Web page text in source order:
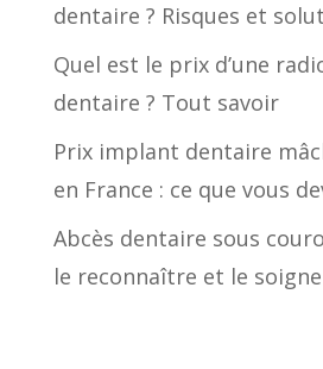
dentaire ? Risques et
Quel est le prix d’une
dentaire ? Tout savoir
Prix implant dentaire
en France : ce que vous
Abcès dentaire sous
le reconnaître et le